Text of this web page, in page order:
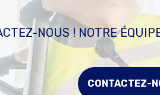
NOUS ! NOTRE
CONTACTEZ-